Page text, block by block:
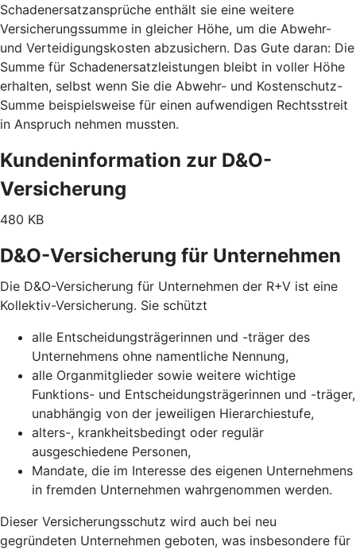
Schadenersatzansprüche enthält sie eine weitere
Versicherungssumme in gleicher Höhe, um die Abwehr-
und Verteidigungskosten abzusichern. Das Gute daran: Die
Summe für Schadenersatzleistungen bleibt in voller Höhe
erhalten, selbst wenn Sie die Abwehr- und Kostenschutz-
Summe beispielsweise für einen aufwendigen Rechtsstreit
in Anspruch nehmen mussten.
Kundeninformation zur D&O-
Versicherung
480 KB
D&O-Versicherung für Unternehmen
Die D&O-Versicherung für Unternehmen der R+V ist eine
Kollektiv-Versicherung. Sie schützt
alle Entscheidungsträgerinnen und -träger des
Unternehmens ohne namentliche Nennung,
alle Organmitglieder sowie weitere wichtige
Funktions- und Entscheidungsträgerinnen und -träger,
unabhängig von der jeweiligen Hierarchiestufe,
alters-, krankheitsbedingt oder regulär
ausgeschiedene Personen,
Mandate, die im Interesse des eigenen Unternehmens
in fremden Unternehmen wahrgenommen werden.
Dieser Versicherungsschutz wird auch bei neu
gegründeten Unternehmen geboten, was insbesondere für